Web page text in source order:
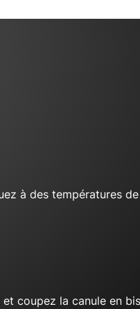
à des températures
coupez la canule en